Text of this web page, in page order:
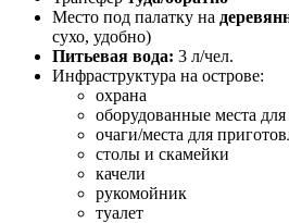
Место под палатку на
сухо, удобно)
Питьевая вода: 3 л/чел.
Инфраструктура на острове:
охрана
оборудованные места для
очаги/места для
столы и скамейки
качели
рукомойник
туалет